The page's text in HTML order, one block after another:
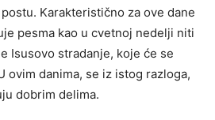
Karakteristično za ove dane
pesma kao u cvetnoj nedelji niti
Isusovo stradanje, koje će se
ovim danima, se iz istog razloga,
dobrim delima.